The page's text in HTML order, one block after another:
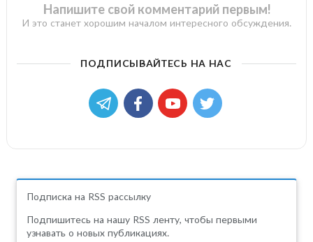
Напишите свой комментарий первым!
И это станет хорошим началом интересного обсуждения.
ПОДПИСЫВАЙТЕСЬ НА НАС
Подписка на RSS рассылку
Подпишитесь на нашу RSS ленту, чтобы первыми
узнавать о новых публикациях.